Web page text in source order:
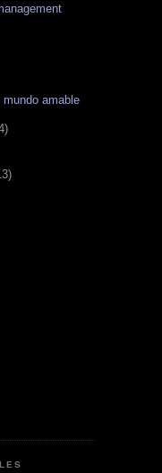
amable